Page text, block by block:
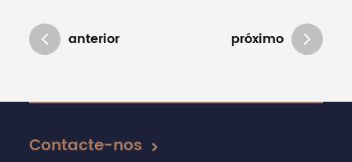
anterior próximo
Atualizado em 23/01/2025
Contacte-nos